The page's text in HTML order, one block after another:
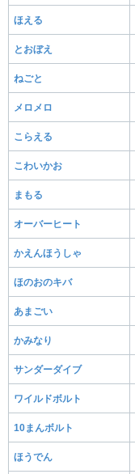
ほえる
とおぼえ
ねごと
メロメロ
こらえる
こわいかお
まもる
オーバーヒート
かえんほうしゃ
ほのおのキバ
あまごい
かみなり
サンダーダイブ
ワイルドボルト
10まんボルト
ほうでん